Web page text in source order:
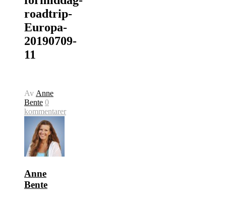
roadtrip-
Europa-
20190709-
11
Av Anne
Bente 0
kommentarer
Anne
Bente